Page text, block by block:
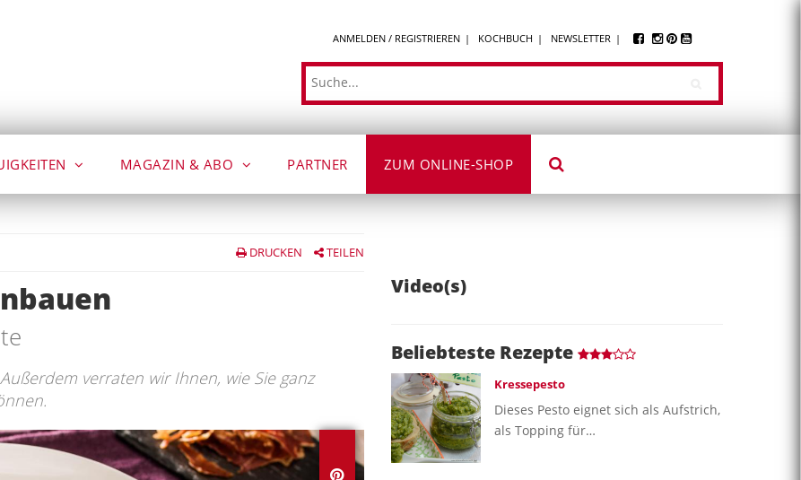
ANMELDEN / REGISTRIEREN KOCHBUCH NEWSLETTER
Suche
MAGAZIN & ABO PARTNER ZUM ONLINE-SHOP
DRUCKEN TEILEN
verraten wir Ihnen, wie Sie ganz
Video(s)
Beliebteste Rezepte
Kressepesto
Dieses Pesto eignet sich als Aufstrich,
als Topping für…